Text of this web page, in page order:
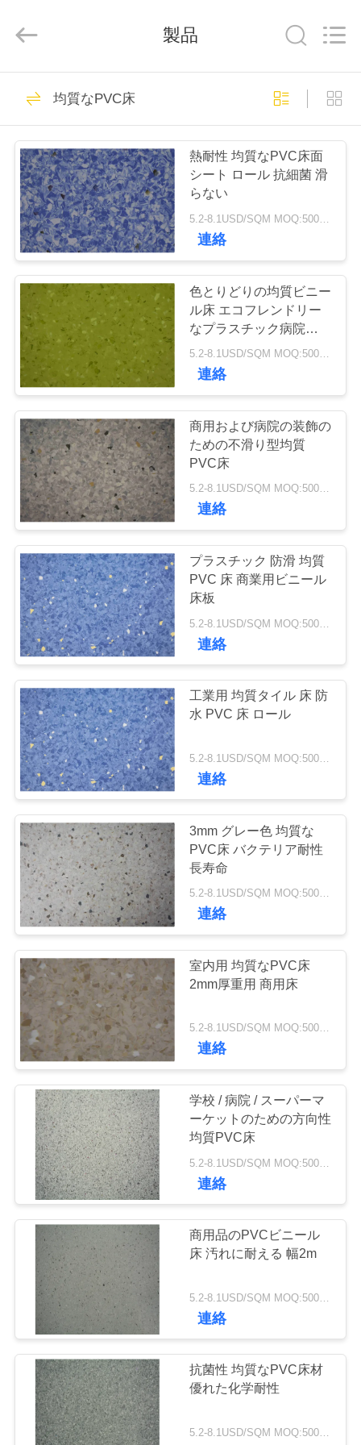
へ
製
品
VR
シ
ョ
ー
わ
た
し
た
ち
に
つ
い
て
工
場
ツ
ア
ー
品
質
管
理
連
い
ー
JIANGSU
ESTY
Reserved.
Developed
ECER
柔軟なPVC床
贅沢なビニールの
タイルのフロアー
リング
18
均質なPVC床
25
病院用PVC床
反静的PVCフロア
アンチ静的PVCシ
ート
15
ドライバックビニ
ール 床
49
自己接着ビニールの
フロアーリング
51
製品
均質なPVC床
熱耐性 均質なPVC床面
シート ロール 抗細菌 滑
らない
5.2-8.1USD/SQM MOQ:500平方メートル
連絡
色とりどりの均質ビニー
ル床 エコフレンドリー
なプラスチック病院図書
館
5.2-8.1USD/SQM MOQ:500平方メートル
連絡
商用および病院の装飾の
ための不滑り型均質
PVC床
5.2-8.1USD/SQM MOQ:500平方メートル
連絡
プラスチック 防滑 均質
PVC 床 商業用ビニール
床板
連絡
工業用 均質タイル 床 防
水 PVC 床 ロール
5.2-8.1USD/SQM MOQ:500平方メートル
連絡
3mm グレー色 均質な
PVC床 バクテリア耐性
長寿命
5.2-8.1USD/SQM MOQ:500平方メートル
連絡
室内用 均質なPVC床
2mm厚重用 商用床
5.2-8.1USD/SQM MOQ:500平方メートル
連絡
学校 / 病院 / スーパーマ
ーケットのための方向性
均質PVC床
連絡
商用品のPVCビニール
床 汚れに耐える 幅2m
5.2-8.1USD/SQM MOQ:500平方メートル
連絡
抗菌性 均質なPVC床材
優れた化学耐性
5.2-8.1USD/SQM MOQ:500平方メートル